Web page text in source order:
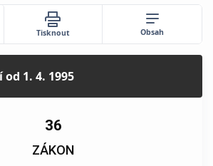
Tisknout Obsah
od 1. 4. 1995
36
ZÁKON